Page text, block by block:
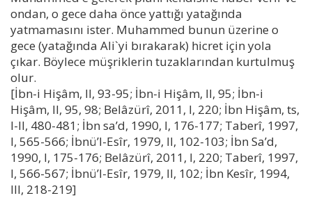
ondan, o gece daha önce yattığı yatağında
yatmamasını ister. Muhammed bunun üzerine o
gece (yatağında Ali`yi bırakarak) hicret için yola
çıkar. Böylece müşriklerin tuzaklarından kurtulmuş
olur.
[İbn-i Hişâm, II, 93-95; İbn-i Hişâm, II, 95; İbn-i
Hişâm, II, 95, 98; Belâzürî, 2011, I, 220; İbn Hişâm, ts,
I-II, 480-481; İbn sa’d, 1990, I, 176-177; Taberî, 1997,
I, 565-566; İbnü’l-Esîr, 1979, II, 102-103; İbn Sa’d,
1990, I, 175-176; Belâzürî, 2011, I, 220; Taberî, 1997,
I, 566-567; İbnü’l-Esîr, 1979, II, 102; İbn Kesîr, 1994,
III, 218-219]